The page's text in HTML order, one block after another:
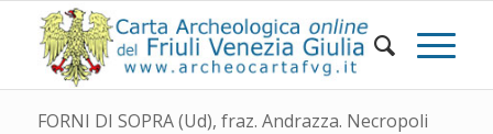
FORNI DI SOPRA (Ud), fraz. Andrazza. Necropoli